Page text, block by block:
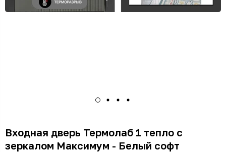
Входная дверь Термолаб 1 тепло с
зеркалом Максимум - Белый софт